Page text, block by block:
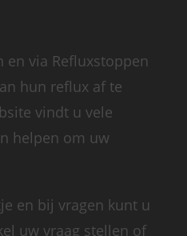
en via Refluxstoppen
hun reflux af te
vindt u vele
helpen om uw
en bij vragen kunt u
uw vraag stellen of